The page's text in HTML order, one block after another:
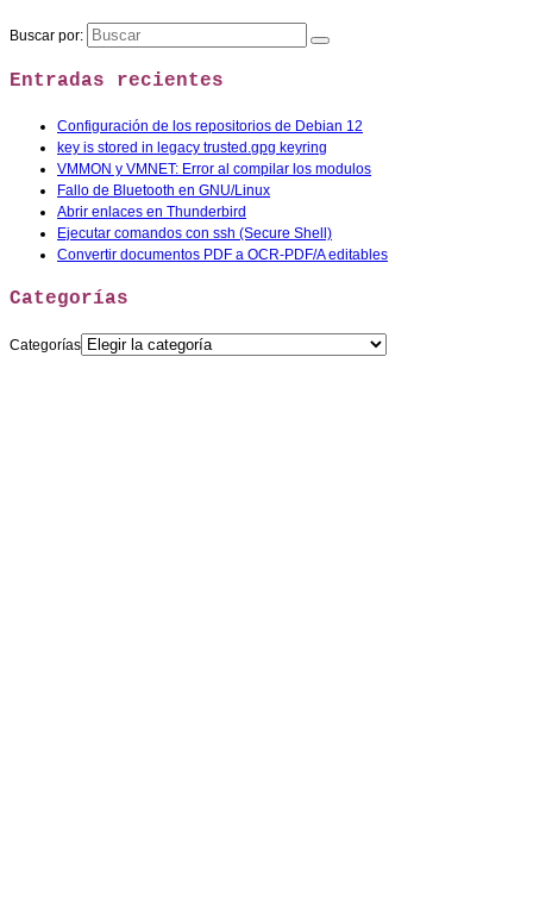
Buscar por:
Entradas recientes
Configuración de los repositorios de Debian 12
key is stored in legacy trusted.gpg keyring
VMMON y VMNET: Error al compilar los modulos
Fallo de Bluetooth en GNU/Linux
Abrir enlaces en Thunderbird
Ejecutar comandos con ssh (Secure Shell)
Convertir documentos PDF a OCR-PDF/A editables
Categorías
Categorías